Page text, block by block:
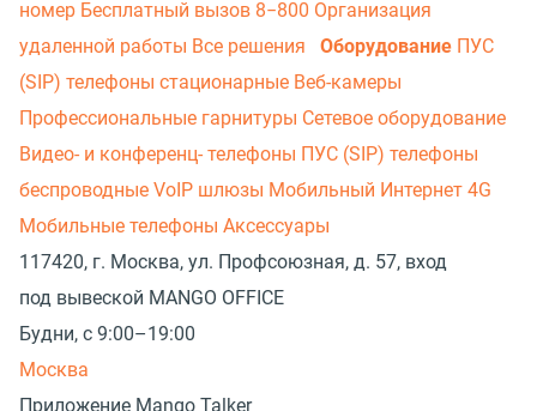
номер Бесплатный вызов 8−800 Организация
удаленной работы Все решения Оборудование ПУС
(SIP) телефоны стационарные Веб-камеры
Профессиональные гарнитуры Сетевое оборудование
Видео- и конференц- телефоны ПУС (SIP) телефоны
беспроводные VoIP шлюзы Мобильный Интернет 4G
Мобильные телефоны Аксессуары
117420, г. Москва, ул. Профсоюзная, д. 57, вход
под вывеской MANGO OFFICE
Будни, с 9:00–19:00
Москва
Приложение Mango Talker